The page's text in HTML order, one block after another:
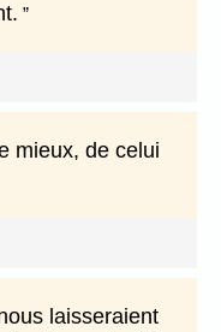
mieux, de celui
laisseraient